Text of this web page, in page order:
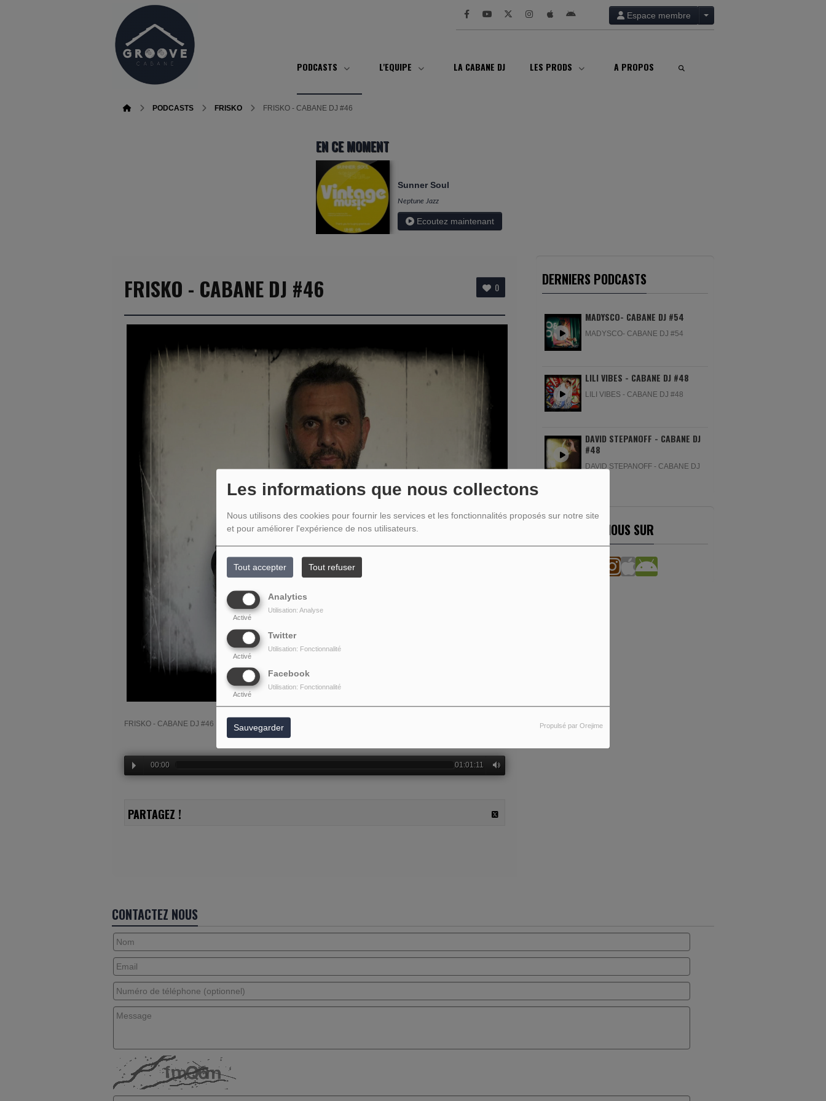
Les informations que nous collectons
Nous utilisons des cookies pour fournir les services et les fonctionnalités proposés sur notre site
et pour améliorer l'expérience de nos utilisateurs.
Tout accepter Tout refuser
Analytics
Activé
Utilisation: Analyse
Twitter
Activé
Utilisation: Fonctionnalité
Facebook
Activé
Utilisation: Fonctionnalité
Sauvegarder Propulsé par Orejime
Espace membre
PODCASTS L'EQUIPE LA CABANE DJ LES PRODS A PROPOS
PODCASTS FRISKO FRISKO - CABANE DJ #46
EN CE MOMENT
Sunner Soul
Neptune Jazz
Ecoutez maintenant
0
FRISKO - CABANE DJ #46
FRISKO - CABANE DJ #46
00:00 01:01:11
PARTAGEZ !
DERNIERS PODCASTS
MADYSCO- CABANE DJ #54
MADYSCO- CABANE DJ #54
LILI VIBES - CABANE DJ #48
LILI VIBES - CABANE DJ #48
DAVID STEPANOFF - CABANE DJ
#48
DAVID STEPANOFF - CABANE DJ
RETROUVEZ-NOUS SUR
CONTACTEZ NOUS